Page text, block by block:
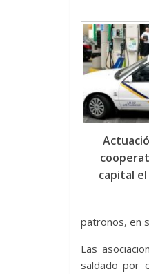
capital
patronos, en
Las
saldado por